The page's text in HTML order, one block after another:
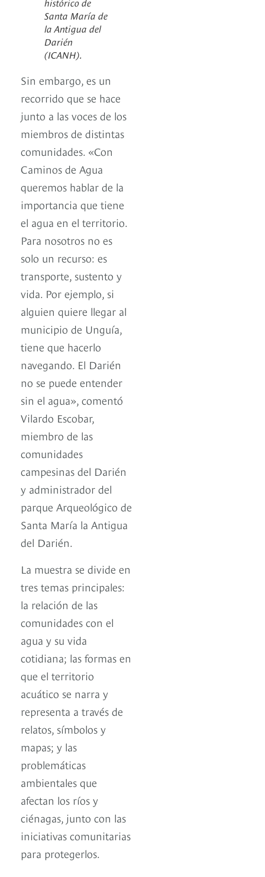
Santa María de
la Antigua del
Darién
(ICANH).
Sin embargo, es un
recorrido que se hace
junto a las voces de los
miembros de distintas
comunidades. «Con
Caminos de Agua
queremos hablar de la
importancia que tiene
el agua en el territorio.
Para nosotros no es
solo un recurso: es
transporte, sustento y
vida. Por ejemplo, si
alguien quiere llegar al
municipio de Unguía,
tiene que hacerlo
navegando. El Darién
no se puede entender
sin el agua», comentó
Vilardo Escobar,
miembro de las
comunidades
campesinas del Darién
y administrador del
parque Arqueológico de
Santa María la Antigua
del Darién.
La muestra se divide en
tres temas principales:
la relación de las
comunidades con el
agua y su vida
cotidiana; las formas en
que el territorio
acuático se narra y
representa a través de
relatos, símbolos y
mapas; y las
problemáticas
ambientales que
afectan los ríos y
ciénagas, junto con las
iniciativas comunitarias
para protegerlos.